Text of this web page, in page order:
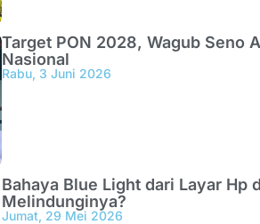
Target PON 2028, Wagub Seno
Nasional
Rabu, 3 Juni 2026
Bahaya Blue Light dari Layar Hp
Melindunginya?
Jumat, 29 Mei 2026